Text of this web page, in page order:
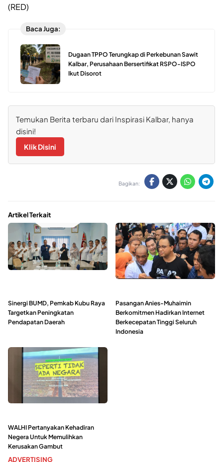
(RED)
Baca Juga:
Dugaan TPPO Terungkap di Perkebunan Sawit
Kalbar, Perusahaan Bersertifikat RSPO-ISPO
Ikut Disorot
Temukan Berita terbaru dari Inspirasi Kalbar, hanya
disini!
Klik Disini
Bagikan:
Artikel Terkait
Sinergi BUMD, Pemkab Kubu Raya
Targetkan Peningkatan
Pendapatan Daerah
Pasangan Anies-Muhaimin
Berkomitmen Hadirkan Internet
Berkecepatan Tinggi Seluruh
Indonesia
WALHI Pertanyakan Kehadiran
Negera Untuk Memulihkan
Kerusakan Gambut
ADVERTISING